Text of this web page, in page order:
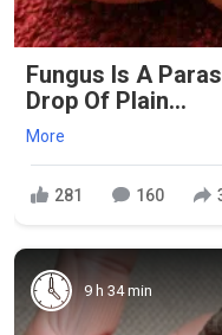
Fungus Is A
Drop Of Plain...
More
281 160
9 h 34 min